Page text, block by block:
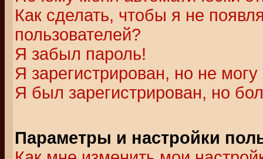
Как сделать, чтобы я не
пользователей?
Я забыл пароль!
Я зарегистрирован, но не могу
Я был зарегистрирован, но
Параметры и настройки